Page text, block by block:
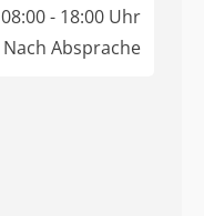
08:00 - 18:00 Uhr
Nach Absprache